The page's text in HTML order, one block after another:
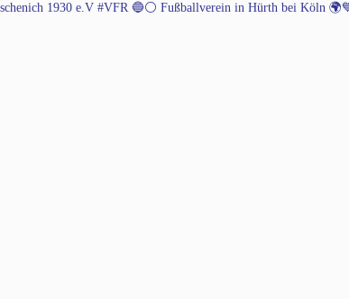
1930 e.V #VFR 🔵⚪️ Fußballverein in Hürth bei Köln